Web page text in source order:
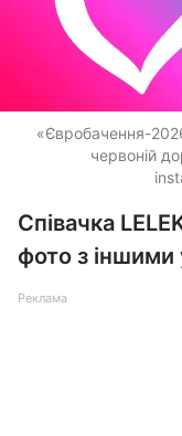
«Євробачення-
червоній
Співачка
фото з іншими
Реклама